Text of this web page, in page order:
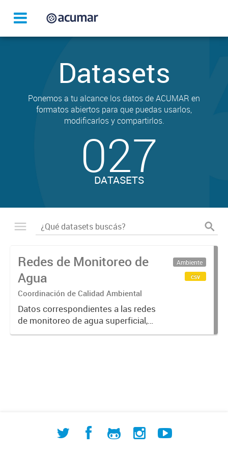
Datasets
Ponemos a tu alcance los datos de ACUMAR en
formatos abiertos para que puedas usarlos,
modificarlos y compartirlos.
027
DATASETS
Redes de Monitoreo de
Agua
Coordinación de Calidad Ambiental
Datos correspondientes a las redes
de monitoreo de agua superficial,
subterránea y humedales (cuerpos
Ambiente
csv